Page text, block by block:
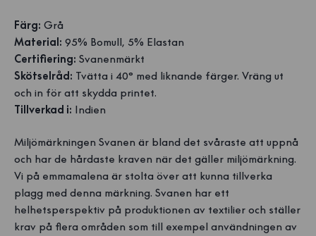
Färg: Grå
Material: 95% Bomull, 5% Elastan
Certifiering: Svanenmärkt
Skötselråd: Tvätta i 40° med liknande färger. Vräng ut
och in för att skydda printet.
Tillverkad i: Indien
Miljömärkningen Svanen är bland det svåraste att uppnå
och har de hårdaste kraven när det gäller miljömärkning.
Vi på emmamalena är stolta över att kunna tillverka
plagg med denna märkning. Svanen har ett
helhetsperspektiv på produktionen av textilier och ställer
krav på flera områden som till exempel användningen av